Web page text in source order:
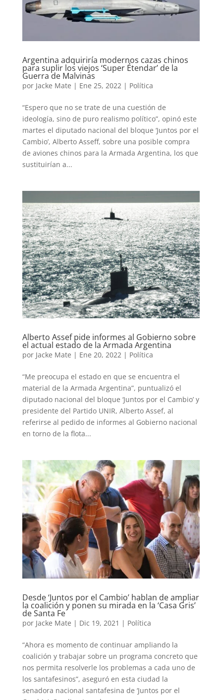
Argentina adquiriría modernos cazas chinos
para suplir los viejos ‘Super Étendar’ de la
Guerra de Malvinas
por Jacke Mate | Ene 25, 2022 | Política
“Espero que no se trate de una cuestión de
ideología, sino de puro realismo político”, opinó este
martes el diputado nacional del bloque ‘Juntos por el
Cambio’, Alberto Asseff, sobre una posible compra
de aviones chinos para la Armada Argentina, los que
sustituirían a...
Alberto Assef pide informes al Gobierno sobre
el actual estado de la Armada Argentina
por Jacke Mate | Ene 20, 2022| Política
“Me preocupa el estado en que se encuentra el
material de la Armada Argentina”, puntualizó el
diputado nacional del bloque ‘Juntos por el Cambio’ y
presidente del Partido UNIR, Alberto Assef, al
referirse al pedido de informes al Gobierno nacional
en torno de la flota...
Desde ‘Juntos por el Cambio’ hablan de ampliar
la coalición y ponen su mirada en la ‘Casa Gris’
de Santa Fe
por Jacke Mate | Dic 19, 2021 | Política
“Ahora es momento de continuar ampliando la
coalición y trabajar sobre un programa concreto que
nos permita resolverle los problemas a cada uno de
los santafesinos”, aseguró en esta ciudad la
senadora nacional santafesina de ‘Juntos por el